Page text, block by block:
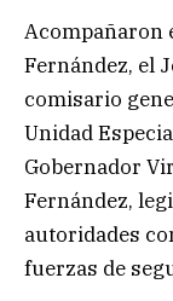
Acompañaron
Fernández, el
comisario
Unidad
Gobernador
Fernández,
autoridades
fuerzas de